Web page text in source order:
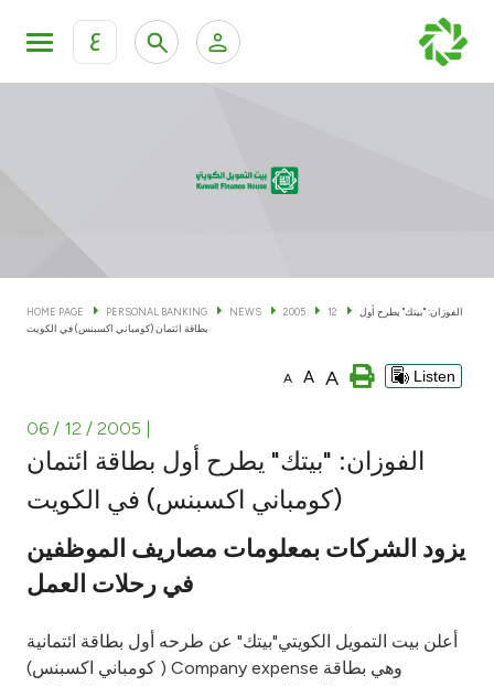
ع
KFH Online Corporate Banking Services
Cards
Banking Tiers
Investment
Tools & Services
After Sales Services
HOME PAGE PERSONAL BANKING NEWS 2005 12
الفوزان: "بيتك" يطرح أول
بطاقة ائتمان (كومباني اكسبنس) في الكويت
A A A Listen
06 / 12 / 2005
الفوزان: "بيتك" يطرح أول بطاقة ائتمان
(كومباني اكسبنس) في الكويت
يزود الشركات بمعلومات مصاريف الموظفين
في رحلات العمل
أعلن بيت التمويل الكويتي"بيتك" عن طرحه أول بطاقة ائتمانية
( كومباني اكسبنس) Company expense وهي بطاقة